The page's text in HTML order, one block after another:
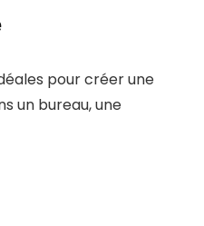
pour créer une
un bureau, une